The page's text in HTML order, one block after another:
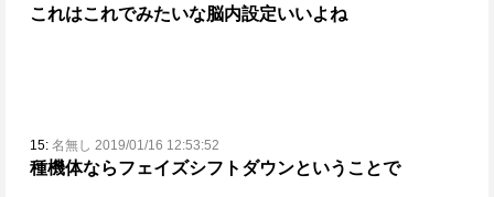
これはこれでみたいな脳内設定いいよね
15: 名無し 2019/01/16 12:53:52
種機体ならフェイズシフトダウンということで